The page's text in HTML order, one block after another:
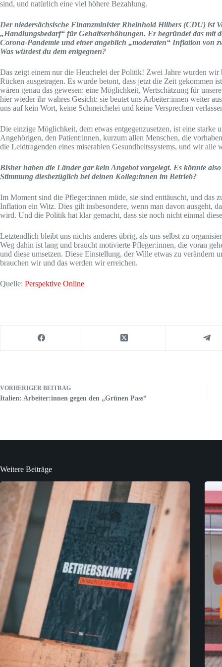
sind, und natürlich eine viel höhere Bezahlung.
Der niedersächsische Finanzminister Rheinhold Hilbers (CDU) ist
„Handlungsbedarf“ für Gehaltserhöhungen. Er begründet das mit
Corona-Pandemie und einer angeblich „moderaten“ Inflation von
Was würdest du dem entgegnen?
Das zeigt einem nur die Heuchelei der Politik! Zwei Jahre wurden
Rücken ausgetragen. Es wurde betont, dass jetzt die Zeit gekommen
wären genau das gewesen: eine Möglichkeit, Wertschätzung für
hier wieder ihr wahres Gesicht: sie beutet uns Arbeiter:innen weiter
uns auf kein Wort, keine Schmeichelei und keine Versprechen
Die einzige Möglichkeit, dem etwas entgegenzusetzen, ist eine
Angehörigen, den Patient:innen, kurzum allen Menschen, die
die Leidtragenden eines miserablen Gesundheitssystems, und wir alle
Bisher haben die Länder gar kein Angebot vorgelegt. Es könnte
Stimmung diesbezüglich bei deinen Kolleg:innen im Betrieb?
Im Moment sind die Pfleger:innen müde, sie sind enttäuscht, und das
Inflation ein Witz. Dies gilt insbesondere, wenn man davon ausgeht,
wird. Und die Politik hat klar gemacht, dass sie noch nicht einmal
Letztendlich bleibt uns nichts anderes übrig, als uns selbst zu
Weg dahin ist lang und braucht motivierte Pfleger:innen, die voran
und diese umsetzen. Diese Einstellung, der Wille etwas zu verändern
brauchen wir und das werden wir erreichen.
Quelle: Perspektive Online
VORHERIGER BEITRAG
Italien: Arbeiter:innen gegen den „Grünen Pass“
Weitere Beiträge